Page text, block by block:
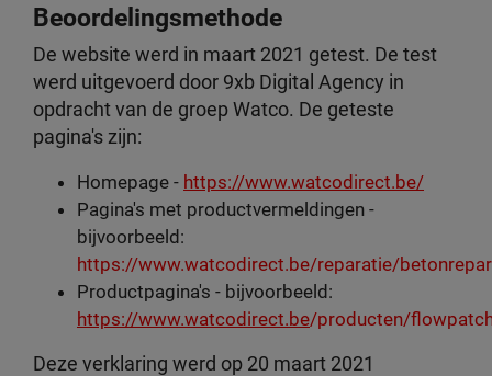
Beoordelingsmethode
De website werd in maart 2021 getest. De test
werd uitgevoerd door 9xb Digital Agency in
opdracht van de groep Watco. De geteste
pagina's zijn:
Homepage - https://www.watcodirect.be/
Pagina's met productvermeldingen -
bijvoorbeeld:
https://www.watcodirect.be/reparatie/
Productpagina's - bijvoorbeeld:
https://www.watcodirect.be/producten/
Deze verklaring werd op 20 maart 2021